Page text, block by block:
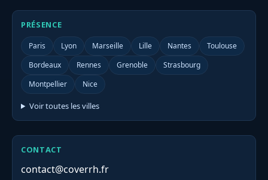
PRÉSENCE
Paris Lyon Marseille Lille Nantes
Toulouse
Bordeaux
Rennes Grenoble
Strasbourg
Montpellier
Nice
Voir toutes les villes
CONTACT
contact@coverrh.fr